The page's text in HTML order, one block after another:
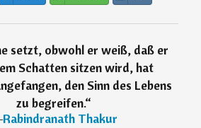
setzt, obwohl er weiß, daß er
Schatten sitzen wird, hat
den Sinn des Lebens
zu begreifen.“
Rabindranath Thakur